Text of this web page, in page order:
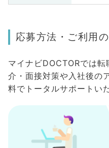
応募方法・ご利用
マイナビDOCTORでは
介・面接対策や入社後の
料でトータルサポートい